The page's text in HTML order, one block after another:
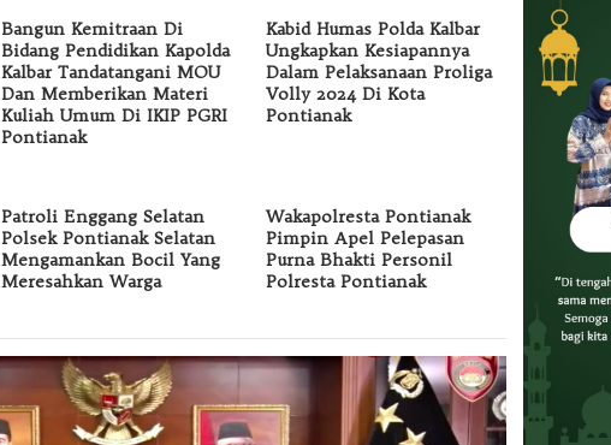
Bangun Kemitraan Di
Bidang Pendidikan Kapolda
Kalbar Tandatangani MOU
Dan Memberikan Materi
Kuliah Umum Di IKIP PGRI
Pontianak
Kabid Humas Polda Kalbar
Ungkapkan Kesiapannya
Dalam Pelaksanaan Proliga
Volly 2024 Di Kota
Pontianak
Patroli Enggang Selatan
Polsek Pontianak Selatan
Mengamankan Bocil Yang
Meresahkan Warga
Wakapolresta Pontianak
Pimpin Apel Pelepasan
Purna Bhakti Personil
Polresta Pontianak